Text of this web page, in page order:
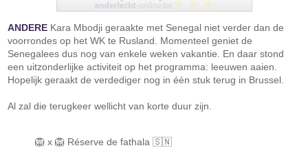
ANDERE Kara Mbodji geraakte met Senegal niet verder dan de
voorrondes op het WK te Rusland. Momenteel geniet de
Senegalees dus nog van enkele weken vakantie. En daar stond
een uitzonderlijke activiteit op het programma: leeuwen aaien.
Hopelijk geraakt de verdediger nog in één stuk terug in Brussel.
Al zal die terugkeer wellicht van korte duur zijn.
🦁 x 🦁 Réserve de fathala 🇸🇳